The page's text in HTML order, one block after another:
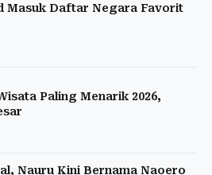
Masuk Daftar Negara Favorit
Paling Menarik 2026,
Nauru Kini Bernama Naoero